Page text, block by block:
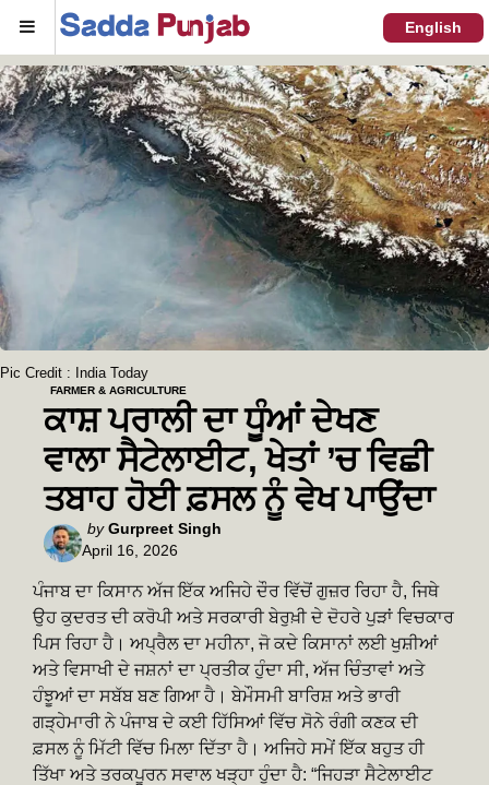
Menu English
Pic Credit : India Today
FARMER & AGRICULTURE
ਕਾਸ਼ ਪਰਾਲੀ ਦਾ ਧੂੰਆਂ ਦੇਖਣ
ਵਾਲਾ ਸੈਟੇਲਾਈਟ, ਖੇਤਾਂ ’ਚ ਵਿਛੀ
ਤਬਾਹ ਹੋਈ ਫ਼ਸਲ ਨੂੰ ਵੇਖ ਪਾਉਂਦਾ
Posted
by
by Gurpreet Singh
April 16, 2026
ਪੰਜਾਬ ਦਾ ਕਿਸਾਨ ਅੱਜ ਇੱਕ ਅਜਿਹੇ ਦੌਰ ਵਿੱਚੋਂ ਗੁਜ਼ਰ ਰਿਹਾ ਹੈ, ਜਿਥੇ
ਉਹ ਕੁਦਰਤ ਦੀ ਕਰੋਪੀ ਅਤੇ ਸਰਕਾਰੀ ਬੇਰੁਖ਼ੀ ਦੇ ਦੋਹਰੇ ਪੁੜਾਂ ਵਿਚਕਾਰ
ਪਿਸ ਰਿਹਾ ਹੈ। ਅਪ੍ਰੈਲ ਦਾ ਮਹੀਨਾ, ਜੋ ਕਦੇ ਕਿਸਾਨਾਂ ਲਈ ਖੁਸ਼ੀਆਂ
ਅਤੇ ਵਿਸਾਖੀ ਦੇ ਜਸ਼ਨਾਂ ਦਾ ਪ੍ਰਤੀਕ ਹੁੰਦਾ ਸੀ, ਅੱਜ ਚਿੰਤਾਵਾਂ ਅਤੇ
ਹੰਝੂਆਂ ਦਾ ਸਬੱਬ ਬਣ ਗਿਆ ਹੈ। ਬੇਮੌਸਮੀ ਬਾਰਿਸ਼ ਅਤੇ ਭਾਰੀ
ਗੜ੍ਹੇਮਾਰੀ ਨੇ ਪੰਜਾਬ ਦੇ ਕਈ ਹਿੱਸਿਆਂ ਵਿੱਚ ਸੋਨੇ ਰੰਗੀ ਕਣਕ ਦੀ
ਫ਼ਸਲ ਨੂੰ ਮਿੱਟੀ ਵਿੱਚ ਮਿਲਾ ਦਿੱਤਾ ਹੈ। ਅਜਿਹੇ ਸਮੇਂ ਇੱਕ ਬਹੁਤ ਹੀ
ਤਿੱਖਾ ਅਤੇ ਤਰਕਪੂਰਨ ਸਵਾਲ ਖੜ੍ਹਾ ਹੁੰਦਾ ਹੈ: “ਜਿਹੜਾ ਸੈਟੇਲਾਈਟ